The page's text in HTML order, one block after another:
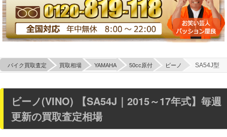
バイク買取査定 買取相場 YAMAHA 50cc原付 ビーノ SA54J型
ビーノ(VINO) 【SA54J｜2015～17年式】 毎週
更新の買取査定相場